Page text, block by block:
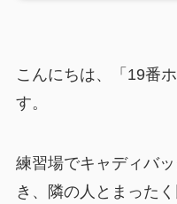
こんにちは、「19番
す。
練習場でキャディバ
き、隣の人とまった